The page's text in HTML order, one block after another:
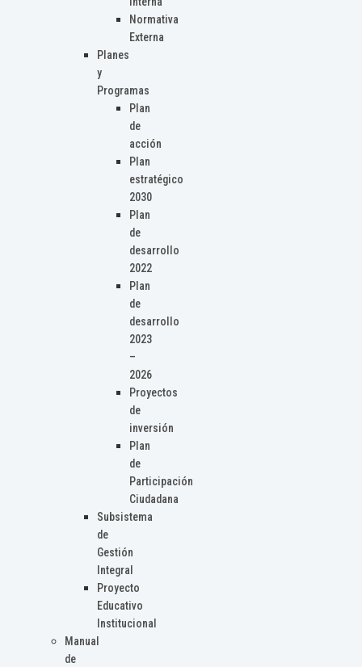
Normativa
Externa
Planes
y
Programas
Plan
de
acción
Plan
estratégico
2030
Plan
de
desarrollo
2022
Plan
de
desarrollo
2023
–
2026
Proyectos
de
inversión
Plan
de
Participación
Ciudadana
Subsistema
de
Gestión
Integral
Proyecto
Educativo
Institucional
Manual
de